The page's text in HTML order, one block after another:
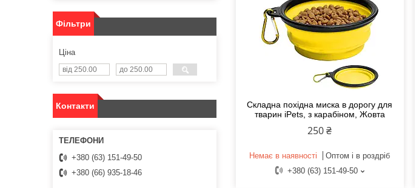
Складна похідна миска в дорогу для
тварин iPets, з карабіном, Жовта
250 ₴
Немає в наявності
Оптом і в роздріб
+380 (63) 151-49-50
Фільтри
Ціна
Контакти
+380 (63) 151-49-50
+380 (66) 935-18-46